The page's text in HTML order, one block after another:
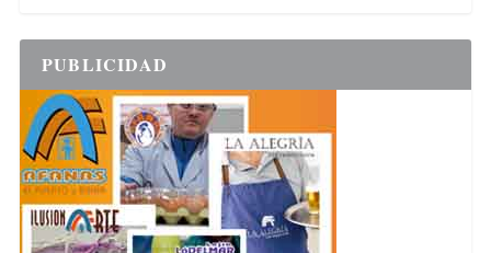
PUBLICIDAD